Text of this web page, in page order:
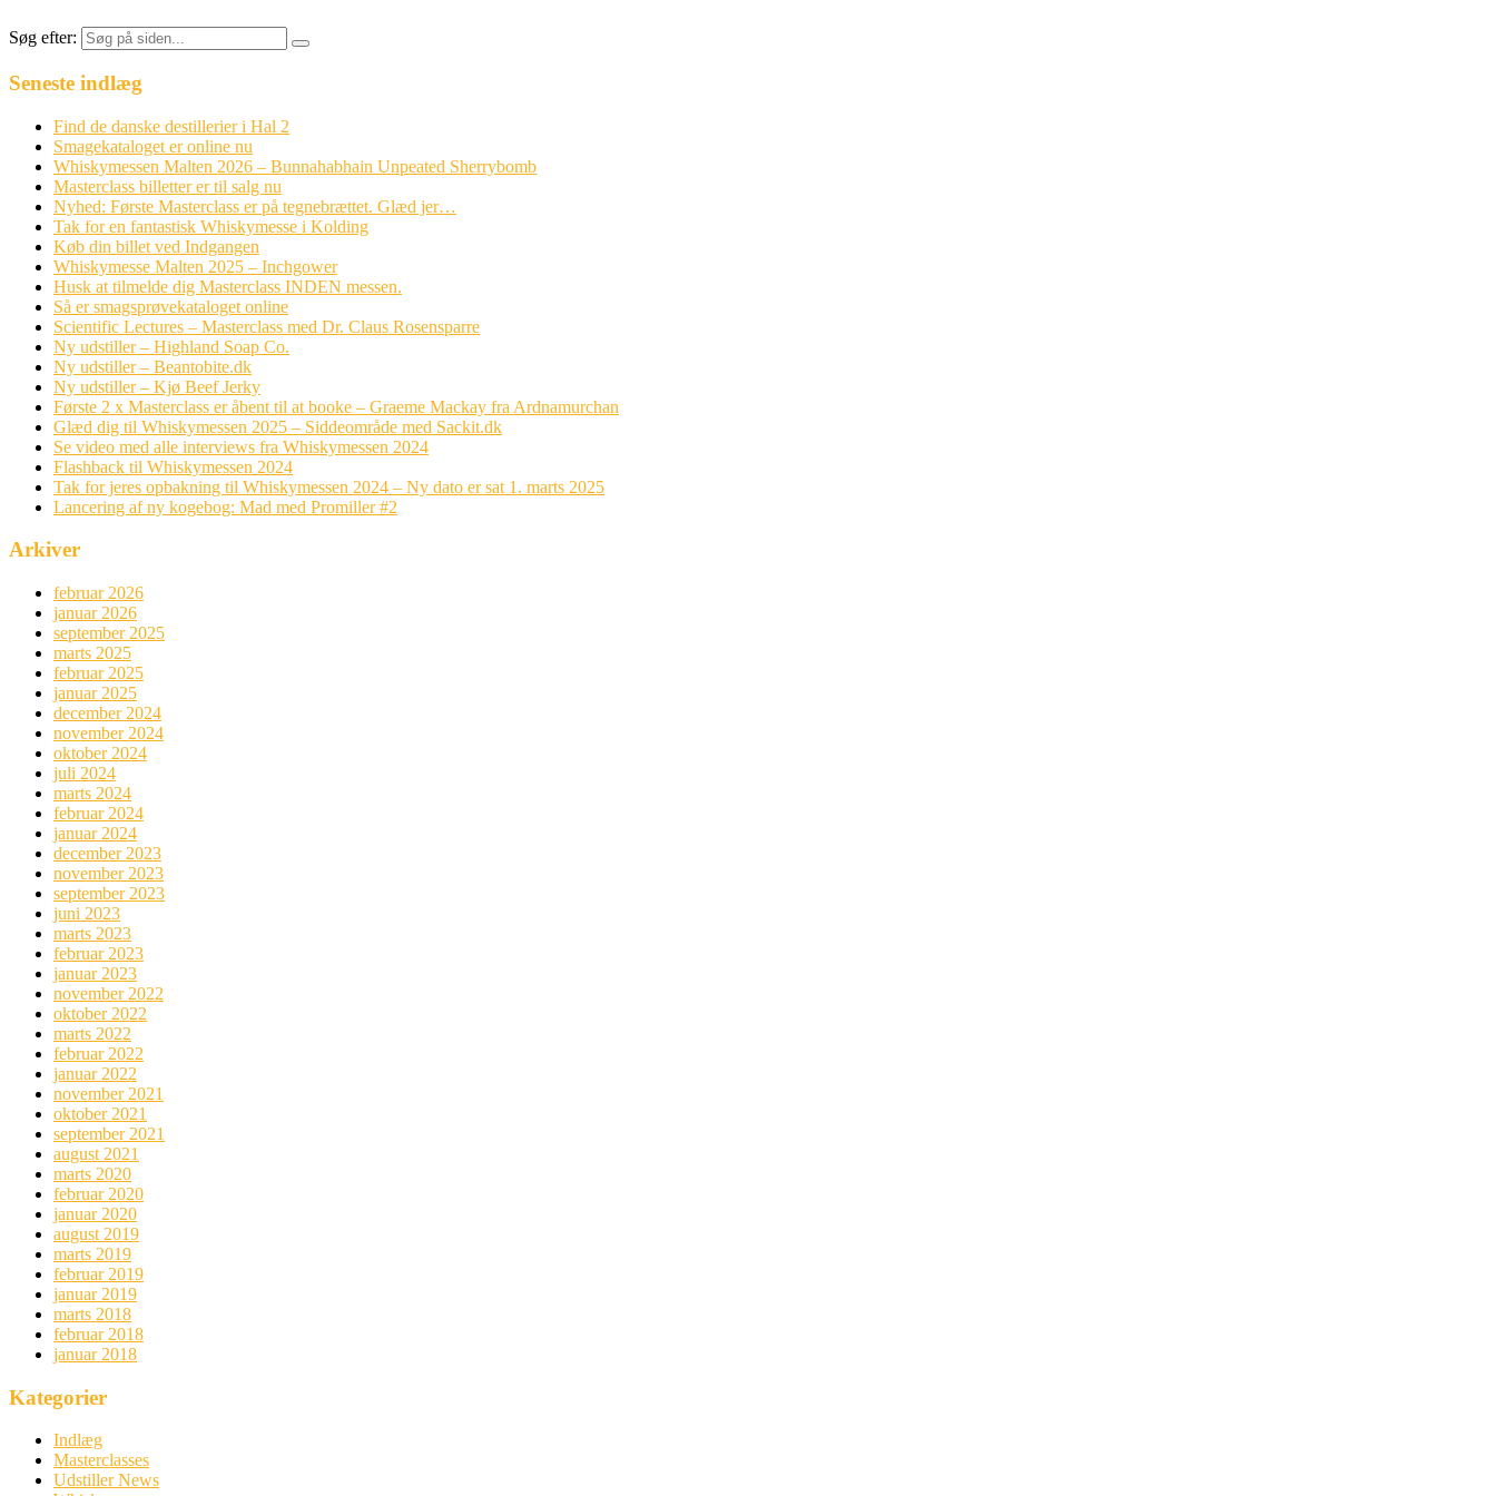
Søg efter:
Seneste indlæg
Find de danske destillerier i Hal 2
Smagekataloget er online nu
Whiskymessen Malten 2026 – Bunnahabhain Unpeated Sherrybomb
Masterclass billetter er til salg nu
Nyhed: Første Masterclass er på tegnebrættet. Glæd jer…
Tak for en fantastisk Whiskymesse i Kolding
Køb din billet ved Indgangen
Whiskymesse Malten 2025 – Inchgower
Husk at tilmelde dig Masterclass INDEN messen.
Så er smagsprøvekataloget online
Scientific Lectures – Masterclass med Dr. Claus Rosensparre
Ny udstiller – Highland Soap Co.
Ny udstiller – Beantobite.dk
Ny udstiller – Kjø Beef Jerky
Første 2 x Masterclass er åbent til at booke – Graeme Mackay fra Ardnamurchan
Glæd dig til Whiskymessen 2025 – Siddeområde med Sackit.dk
Se video med alle interviews fra Whiskymessen 2024
Flashback til Whiskymessen 2024
Tak for jeres opbakning til Whiskymessen 2024 – Ny dato er sat 1. marts 2025
Lancering af ny kogebog: Mad med Promiller #2
Arkiver
februar 2026
januar 2026
september 2025
marts 2025
februar 2025
januar 2025
december 2024
november 2024
oktober 2024
juli 2024
marts 2024
februar 2024
januar 2024
december 2023
november 2023
september 2023
juni 2023
marts 2023
februar 2023
januar 2023
november 2022
oktober 2022
marts 2022
februar 2022
januar 2022
november 2021
oktober 2021
september 2021
august 2021
marts 2020
februar 2020
januar 2020
august 2019
marts 2019
februar 2019
januar 2019
marts 2018
februar 2018
januar 2018
Kategorier
Indlæg
Masterclasses
Udstiller News